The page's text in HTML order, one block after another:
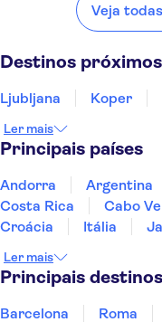
Koper
Veja
Destinos próximos
Ljubljana Koper
Ler mais
Principais países
Andorra Argentina
Costa Rica
Cabo
Croácia
Itália
Portugal
Singapura
Ler mais
Principais destinos
Barcelona Roma